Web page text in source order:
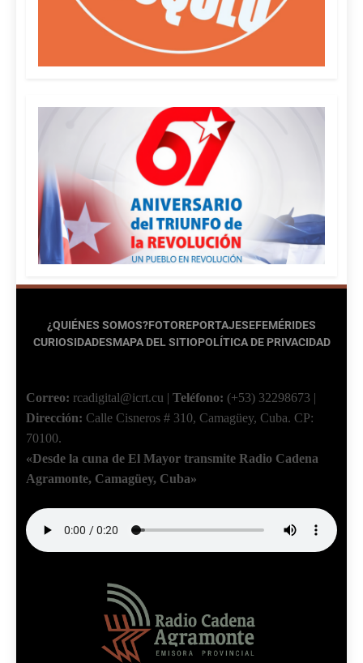
¿QUIÉNES SOMOS?FOTOREPORTAJESEFEMÉRIDES
CURIOSIDADESMAPA DEL SITIOPOLÍTICA DE PRIVACIDAD
Correo: rcadigital@icrt.cu | Teléfono: (+53) 32298673 |
Dirección: Calle Cisneros # 310, Camagüey, Cuba. CP:
70100.
«Desde la cuna de El Mayor transmite Radio Cadena
Agramonte, Camagüey, Cuba»